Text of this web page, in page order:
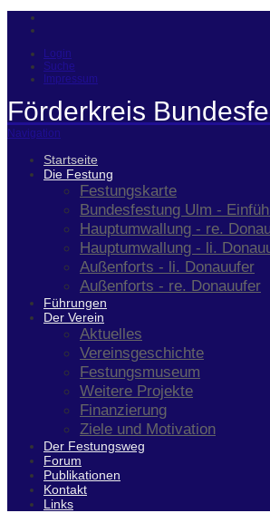
Login
Suche
Impressum
Förderkreis
Navigation
Startseite
Die Festung
Festungskarte
Bundesfestung Ulm -
Hauptumwallung - re.
Hauptumwallung - li.
Außenforts - li. Donauufer
Außenforts - re. Donauufer
Führungen
Der Verein
Aktuelles
Vereinsgeschichte
Festungsmuseum
Weitere Projekte
Finanzierung
Ziele und Motivation
Der Festungsweg
Forum
Publikationen
Kontakt
Links